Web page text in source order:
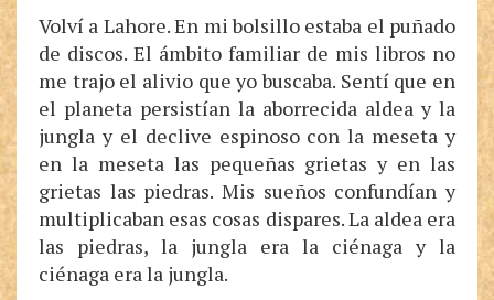
Volví a Lahore. En mi bolsillo estaba el puñado
de discos. El ámbito familiar de mis libros no
me trajo el alivio que yo buscaba. Sentí que en
el planeta persistían la aborrecida aldea y la
jungla y el declive espinoso con la meseta y
en la meseta las pequeñas grietas y en las
grietas las piedras. Mis sueños confundían y
multiplicaban esas cosas dispares. La aldea era
las piedras, la jungla era la ciénaga y la
ciénaga era la jungla.